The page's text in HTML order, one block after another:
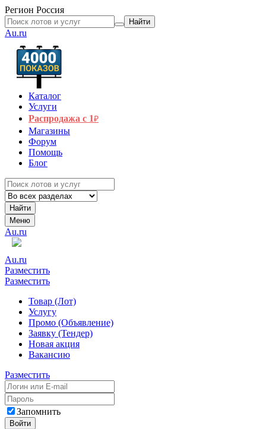
Регион Россия
Найти
Au.ru
Каталог
Услуги
Распродажа с 1₽
Магазины
Форум
Помощь
Блог
Найти
Меню
Au.ru
Au.ru
Разместить
Разместить
Товар (Лот)
Услугу
Промо (Объявление)
Заявку (Тендер)
Новая акция
Вакансию
Разместить
Запомнить
Войти